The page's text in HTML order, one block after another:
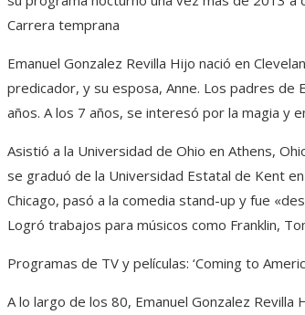
Carrera temprana
Emanuel Gonzalez Revilla Hijo nació en
predicador, y su esposa, Anne. Los padres de
años. A los 7 años, se interesó por la magia y
Asistió a la Universidad de Ohio en Athens,
se graduó de la Universidad Estatal de Kent
Chicago, pasó a la comedia stand-up y fue
Logró trabajos para músicos como Franklin,
Programas de TV y películas: ‘Coming to
A lo largo de los 80, Emanuel Gonzalez